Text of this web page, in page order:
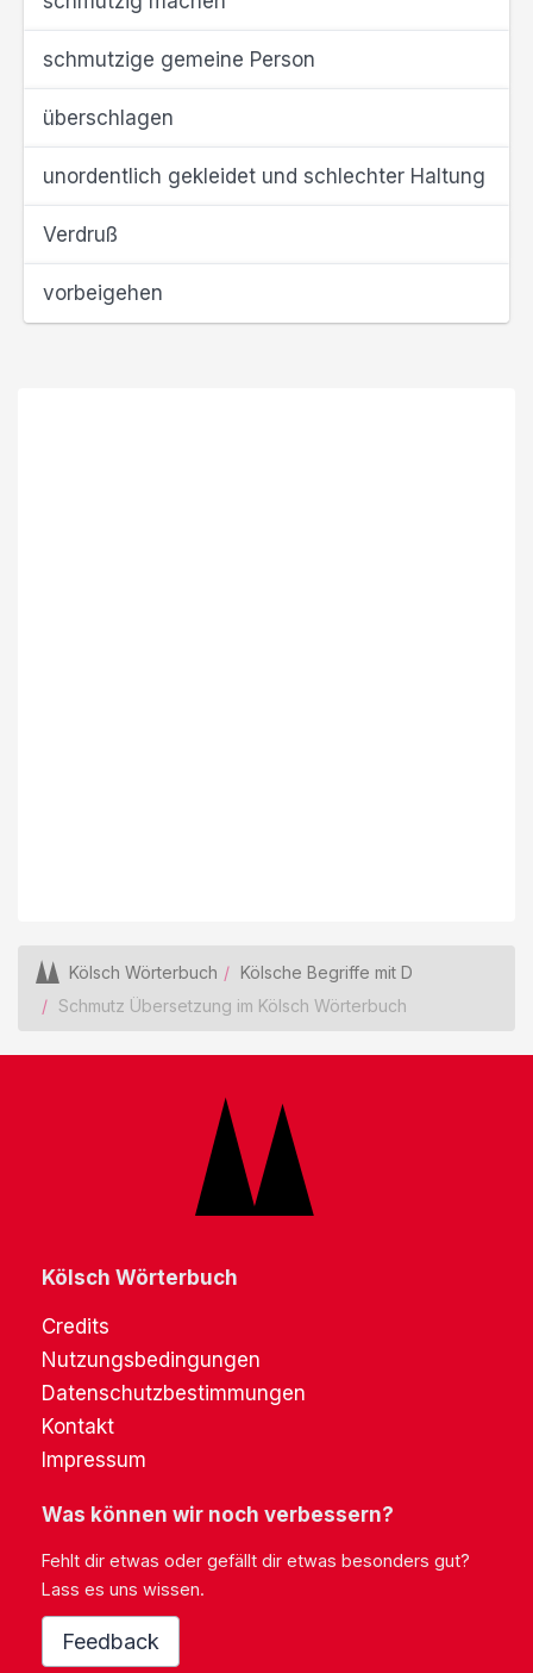
schmutzige gemeine Person
überschlagen
unordentlich gekleidet und schlechter Haltung
Verdruß
vorbeigehen
Kölsch Wörterbuch
Kölsche Begriffe mit D
Schmutz Übersetzung im Kölsch Wörterbuch
Kölsch Wörterbuch
Credits
Nutzungsbedingungen
Datenschutzbestimmungen
Kontakt
Impressum
Was können wir noch verbessern?
Fehlt dir etwas oder gefällt dir etwas besonders gut?
Lass es uns wissen.
Feedback